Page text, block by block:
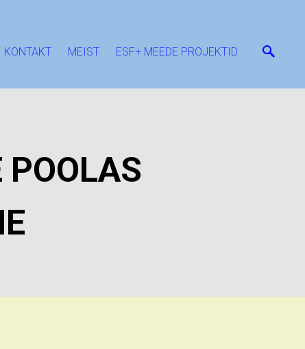
KONTAKT MEIST ESF+ MEEDE PROJEKTID